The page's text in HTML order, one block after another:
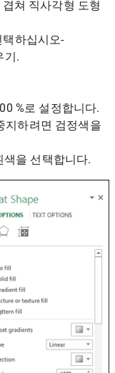
쳐 직사각형 도형
하십시오-
기.
%로 설정합니다.
지하려면 검정색을
색을 선택합니다.